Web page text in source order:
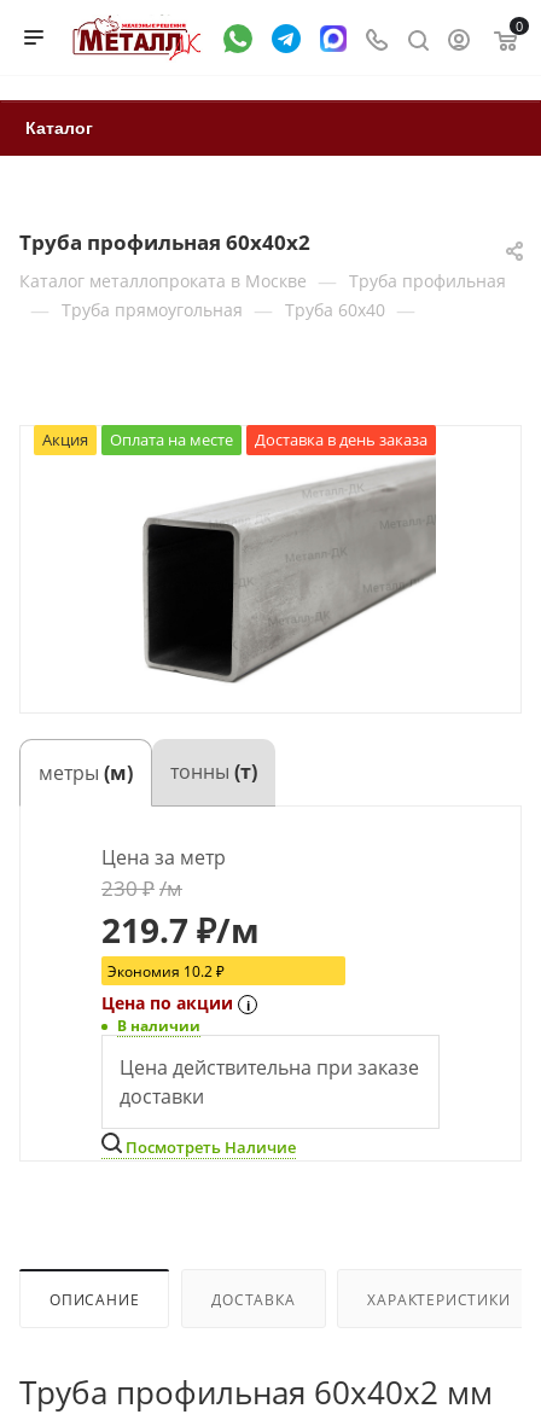
0
Каталог
Труба профильная 60х40х2
Каталог металлопроката в Москве — Труба профильная
— Труба прямоугольная — Труба 60x40 —
Акция Оплата на месте Доставка в день заказа
метры (м) тонны (т)
Цена за метр
230₽/м
219.7 ₽/м
Экономия 10.2 ₽
Цена по акции i
В наличии
Цена действительна при заказе
доставки
Посмотреть Наличие
ОПИСАНИЕ ДОСТАВКА ХАРАКТЕРИСТИКИ
Труба профильная 60х40х2 мм